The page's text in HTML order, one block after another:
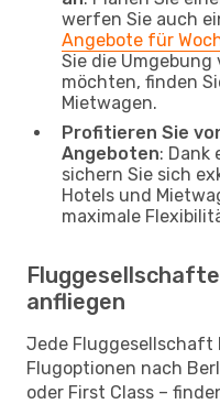
werfen Sie auch
Angebote für
Sie die
möchten, finden
Mietwagen.
Profitieren Sie
Angeboten: Dank
sichern Sie sich
Hotels und
maximale
anfliegen
Jede Fluggesellschaft
Flugoptionen nach
oder First Class –